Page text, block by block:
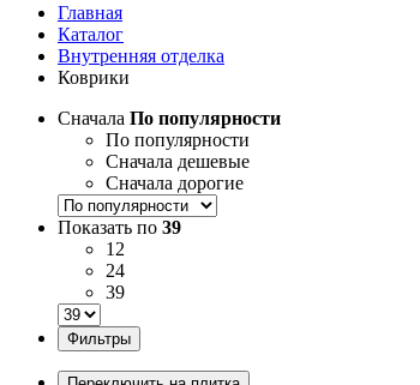
Главная
Каталог
Внутренняя отделка
Коврики
Сначала По популярности
По популярности
Сначала дешевые
Сначала дорогие
Показать по 39
12
24
39
Фильтры